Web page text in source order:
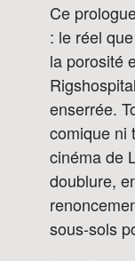
Ce
: le réel
la porosité
enserrée.
comique ni
cinéma de
doublure,
sous-sols